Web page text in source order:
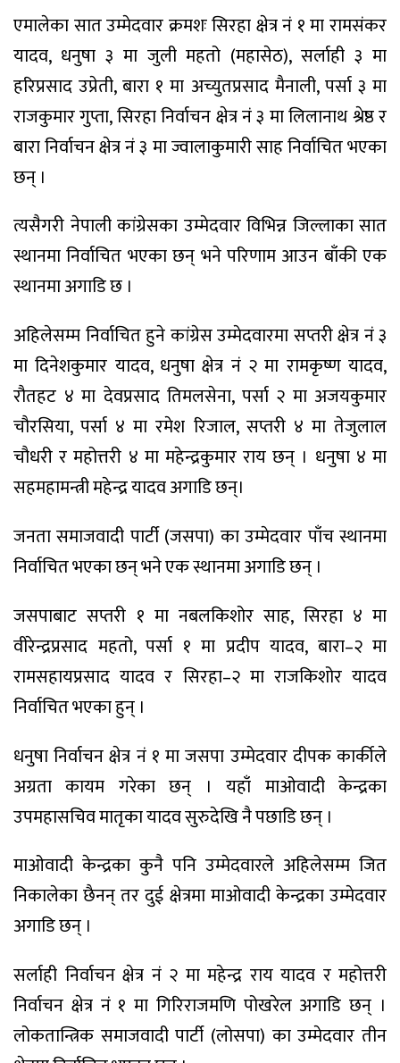
एमालेका सात उम्मेदवार क्रमशः सिरहा क्षेत्र नं १ मा रामसंकर
यादव, धनुषा ३ मा जुली महतो (महासेठ), सर्लाही ३ मा
हरिप्रसाद उप्रेती, बारा १ मा अच्युतप्रसाद मैनाली, पर्सा ३ मा
राजकुमार गुप्ता, सिरहा निर्वाचन क्षेत्र नं ३ मा लिलानाथ श्रेष्ठ र
बारा निर्वाचन क्षेत्र नं ३ मा ज्वालाकुमारी साह निर्वाचित भएका
छन् ।
त्यसैगरी नेपाली कांग्रेसका उम्मेदवार विभिन्न जिल्लाका सात
स्थानमा निर्वाचित भएका छन् भने परिणाम आउन बाँकी एक
स्थानमा अगाडि छ ।
अहिलेसम्म निर्वाचित हुने कांग्रेस उम्मेदवारमा सप्तरी क्षेत्र नं ३
मा दिनेशकुमार यादव, धनुषा क्षेत्र नं २ मा रामकृष्ण यादव,
रौतहट ४ मा देवप्रसाद तिमलसेना, पर्सा २ मा अजयकुमार
चौरसिया, पर्सा ४ मा रमेश रिजाल, सप्तरी ४ मा तेजुलाल
चौधरी र महोत्तरी ४ मा महेन्द्रकुमार राय छन् । धनुषा ४ मा
सहमहामन्त्री महेन्द्र यादव अगाडि छन्।
जनता समाजवादी पार्टी (जसपा) का उम्मेदवार पाँच स्थानमा
निर्वाचित भएका छन् भने एक स्थानमा अगाडि छन् ।
जसपाबाट सप्तरी १ मा नबलकिशोर साह, सिरहा ४ मा
वीरेन्द्रप्रसाद महतो, पर्सा १ मा प्रदीप यादव, बारा–२ मा
रामसहायप्रसाद यादव र सिरहा–२ मा राजकिशोर यादव
निर्वाचित भएका हुन् ।
धनुषा निर्वाचन क्षेत्र नं १ मा जसपा उम्मेदवार दीपक कार्कीले
अग्रता कायम गरेका छन् । यहाँ माओवादी केन्द्रका
उपमहासचिव मातृका यादव सुरुदेखि नै पछाडि छन् ।
माओवादी केन्द्रका कुनै पनि उम्मेदवारले अहिलेसम्म जित
निकालेका छैनन् तर दुई क्षेत्रमा माओवादी केन्द्रका उम्मेदवार
अगाडि छन् ।
सर्लाही निर्वाचन क्षेत्र नं २ मा महेन्द्र राय यादव र महोत्तरी
निर्वाचन क्षेत्र नं १ मा गिरिराजमणि पोखरेल अगाडि छन् ।
लोकतान्त्रिक समाजवादी पार्टी (लोसपा) का उम्मेदवार तीन